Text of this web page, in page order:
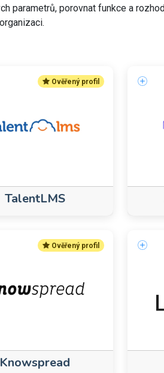
parametrů, porovnat funkce a
Ověřený profil
TalentLMS
Ověřený profil
Knowspread